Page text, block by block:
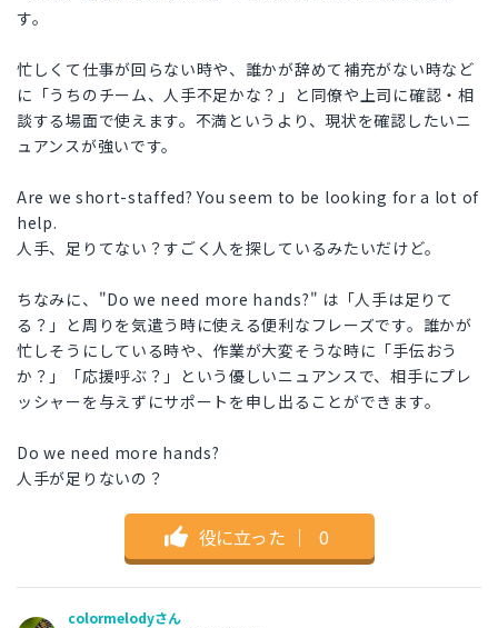
す。
忙しくて仕事が回らない時や、誰かが辞めて補充がない時など
に「うちのチーム、人手不足かな？」と同僚や上司に確認・相
談する場面で使えます。不満というより、現状を確認したいニ
ュアンスが強いです。
Are we short-staffed? You seem to be looking for a lot of
help.
人手、足りてない？すごく人を探しているみたいだけど。
ちなみに、"Do we need more hands?" は「人手は足りて
る？」と周りを気遣う時に使える便利なフレーズです。誰かが
忙しそうにしている時や、作業が大変そうな時に「手伝おう
か？」「応援呼ぶ？」という優しいニュアンスで、相手にプレ
ッシャーを与えずにサポートを申し出ることができます。
Do we need more hands?
人手が足りないの？
役に立った ｜ 0
colormelodyさん